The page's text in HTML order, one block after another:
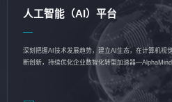
人工智能（AI）平台
深刻把握AI技术发展趋势，建立AI生态，在计算机视
断创新，持续优化企业数智化转型加速器